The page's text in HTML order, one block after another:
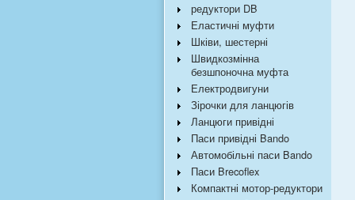
редуктори DB
Еластичні муфти
Шківи, шестерні
Швидкозмінна
безшпоночна муфта
Електродвигуни
Зірочки для ланцюгів
Ланцюги привідні
Паси привідні Bando
Автомобільні паси Bando
Паси Brecoflex
Компактні мотор-редуктори